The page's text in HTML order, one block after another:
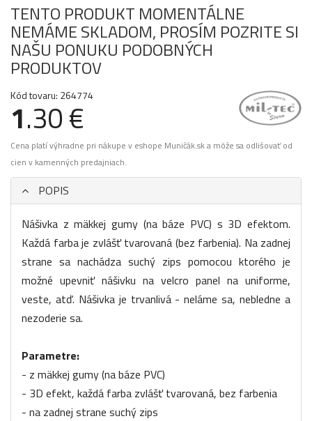
TENTO PRODUKT MOMENTÁLNE
NEMÁME SKLADOM, PROSÍM POZRITE SI
NAŠU PONUKU PODOBNÝCH
PRODUKTOV
Kód tovaru: 264774
1.30 €
Cena platí výhradne pri nákupe v eshope Muničák.sk a môže sa odlišovať od
cien v kamenných predajniach.
POPIS
Nášivka z mäkkej gumy (na báze PVC) s 3D efektom.
Každá farba je zvlášť tvarovaná (bez farbenia). Na zadnej
strane sa nachádza suchý zips pomocou ktorého je
možné upevniť nášivku na velcro panel na uniforme,
veste, atď. Nášivka je trvanlivá - neláme sa, nebledne a
nezoderie sa.
Parametre:
- z mäkkej gumy (na báze PVC)
- 3D efekt, každá farba zvlášť tvarovaná, bez farbenia
- na zadnej strane suchý zips